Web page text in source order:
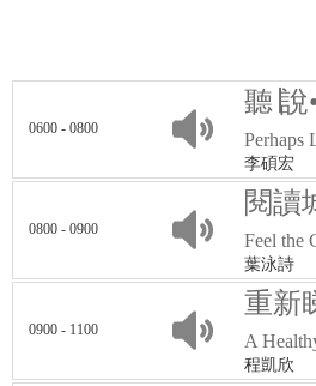
0600 - 0800
聽∣
Perhaps
李碩宏
0800 - 0900
閱讀
Feel the
葉泳詩
0900 - 1100
重新
A
程凱欣